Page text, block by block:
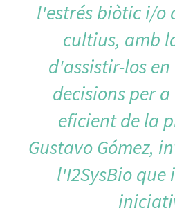
l'estrés biòtic i/o
cultius, amb
d'assistir-los
decisions per
eficient de la
Gustavo Gómez,
l'I2SysBio que